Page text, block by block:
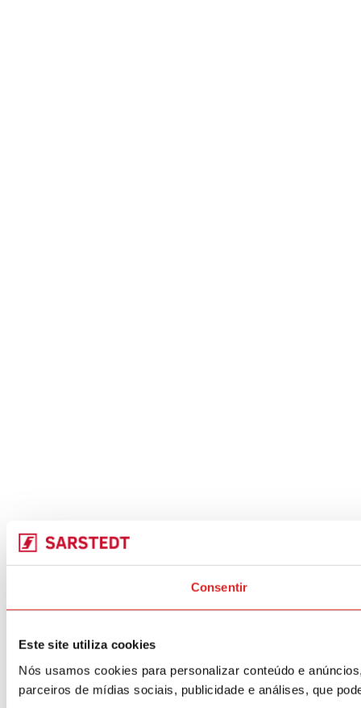
Consentir
Este site utiliza cookies
Nós usamos cookies para personalizar conteúdo e
parceiros de mídias sociais, publicidade e análises, que